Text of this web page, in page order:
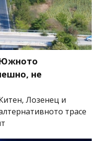
Южното
не
Лозенец и
трасе